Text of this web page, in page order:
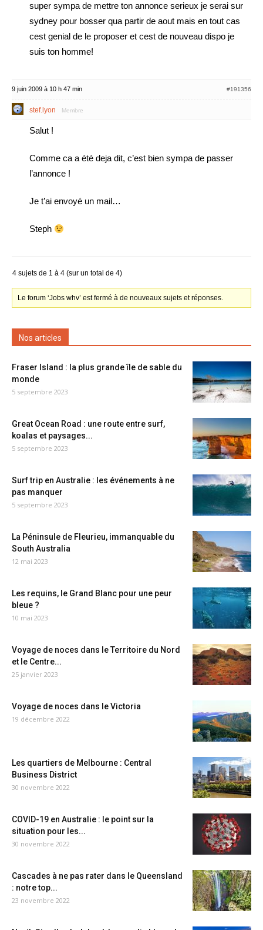
super sympa de mettre ton annonce serieux je serai sur
sydney pour bosser qua partir de aout mais en tout cas
cest genial de le proposer et cest de nouveau dispo je
suis ton homme!
9 juin 2009 à 10 h 47 min #191356
stef.lyon Membre
Salut !
Comme ca a été deja dit, c’est bien sympa de passer
l’annonce !
Je t’ai envoyé un mail…
Steph
4 sujets de 1 à 4 (sur un total de 4)
Le forum ‘Jobs whv’ est fermé à de nouveaux sujets et réponses.
Nos articles
Fraser Island : la plus grande île de sable du
monde
5 septembre 2023
Great Ocean Road : une route entre surf,
koalas et paysages...
5 septembre 2023
Surf trip en Australie : les événements à ne
pas manquer
5 septembre 2023
La Péninsule de Fleurieu, immanquable du
South Australia
12 mai 2023
Les requins, le Grand Blanc pour une peur
bleue ?
10 mai 2023
Voyage de noces dans le Territoire du Nord
et le Centre...
25 janvier 2023
Voyage de noces dans le Victoria
19 décembre 2022
Les quartiers de Melbourne : Central
Business District
30 novembre 2022
COVID-19 en Australie : le point sur la
situation pour les...
30 novembre 2022
Cascades à ne pas rater dans le Queensland
: notre top...
23 novembre 2022